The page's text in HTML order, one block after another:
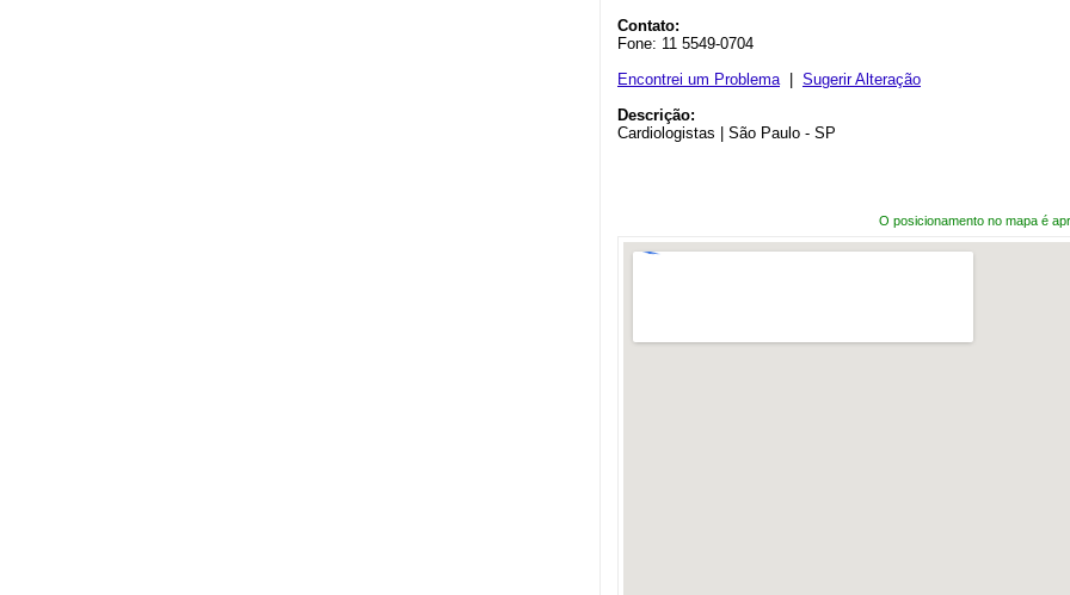
Contato:
Fone: 11 5549-0704
Encontrei um Problema| Sugerir Alteração
Descrição:
Cardiologistas | São Paulo - SP
O posicionamento no mapa é